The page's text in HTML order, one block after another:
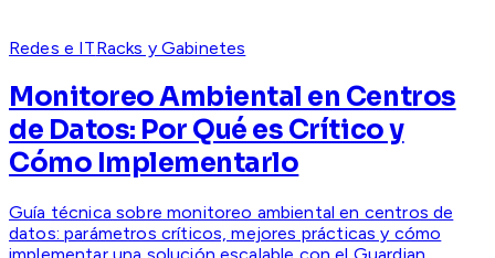
Redes e ITRacks y Gabinetes
Monitoreo Ambiental en Centros
de Datos: Por Qué es Crítico y
Cómo Implementarlo
Guía técnica sobre monitoreo ambiental en centros de
datos: parámetros críticos, mejores prácticas y cómo